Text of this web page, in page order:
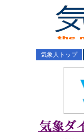
気象人トップ